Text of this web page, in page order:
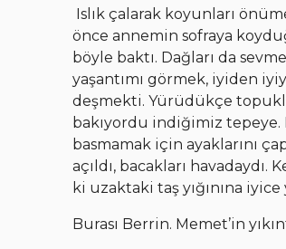
Islık çalarak koyunları
önce annemin sofraya
böyle baktı. Dağları da
yaşantımı görmek, iyiden
deşmekti. Yürüdükçe topuklu
bakıyordu indiğimiz tepeye.
basmamak için ayaklarını
açıldı, bacakları
ki uzaktaki taş yığınına iyice
Burası Berrin. Memet’in